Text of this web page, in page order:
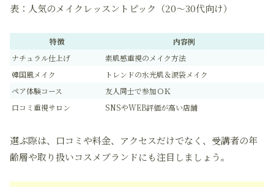
表：人気のメイクレッスントピック（20〜30代向け）
特徴
内容例
ナチュラル仕上げ
素肌感重視のメイク方法
韓国風メイク
トレンドの水光肌＆涙袋メイク
ペア体験コース
友人同士で参加ＯＫ
口コミ重視サロン
SNSやWEB評価が高い店舗
選ぶ際は、口コミや料金、アクセスだけでなく、受講者の年
齢層や取り扱いコスメブランドにも注目しましょう。